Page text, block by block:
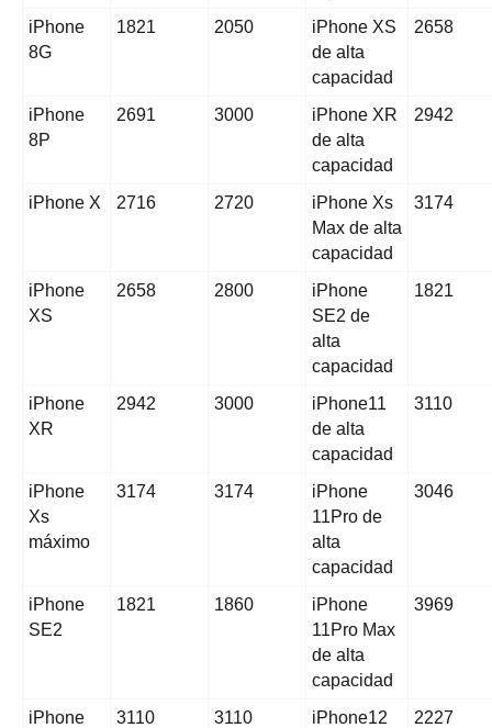
iPhone
8G
1821 2050
iPhone XS
de alta
capacidad
2658
iPhone
8P
2691 3000
iPhone XR
de alta
capacidad
2942
iPhone X 2716 2720
iPhone Xs
Max de alta
capacidad
3174
iPhone
XS
2658 2800
iPhone
SE2 de
alta
capacidad
1821
iPhone
XR
2942 3000
iPhone11
de alta
capacidad
3110
iPhone
Xs
máximo
3174 3174
iPhone
11Pro de
alta
capacidad
3046
iPhone
SE2
1821 1860
iPhone
11Pro Max
de alta
capacidad
3969
iPhone
3110 3110
iPhone12
2227